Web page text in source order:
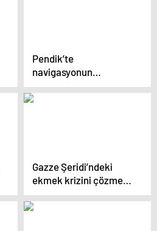
Pendik’te
navigasyonun
gösterdiği ara yola
giren araç boşluğa
Gazze Şeridi’ndeki
ekmek krizini çözmek
için kil fırın kullanmaya
başlandı